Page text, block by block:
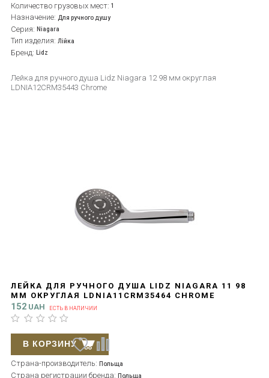
Количество грузовых мест: 1
Назначение: Для ручного душу
Серия: Niagara
Тип изделия: Лійка
Бренд: Lidz
Лейка для ручного душа Lidz Niagara 12 98 мм округлая
LDNIA12CRM35443 Chrome
ЛЕЙКА ДЛЯ РУЧНОГО ДУША LIDZ NIAGARA 11 98
ММ ОКРУГЛАЯ LDNIA11CRM35464 CHROME
152 UAH ЕСТЬ В НАЛИЧИИ
Страна-производитель: Польща
Страна регистрации бренда: Польща
В КОРЗИНУ